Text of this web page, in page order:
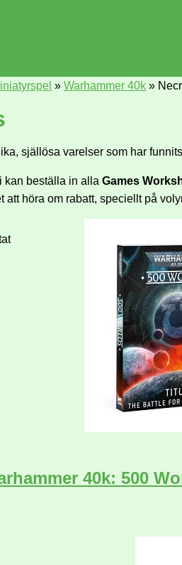
» Warhammer 40k »
själlösa varelser som har
kan beställa in alla Games
att höra om rabatt, speciellt på
40k: 500